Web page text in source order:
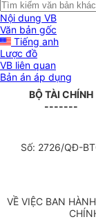
Nội dung VB
Văn bản gốc
Tiếng anh
Lược đồ
VB liên quan
Bản án áp dụng
BỘTÀI CHÍNH
-------
Số: 2726/QĐ-
VỀ VIỆC BAN